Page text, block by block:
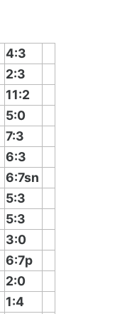
4:3
2:3
11:2
5:0
7:3
6:3
6:7sn
5:3
5:3
3:0
6:7p
2:0
1:4